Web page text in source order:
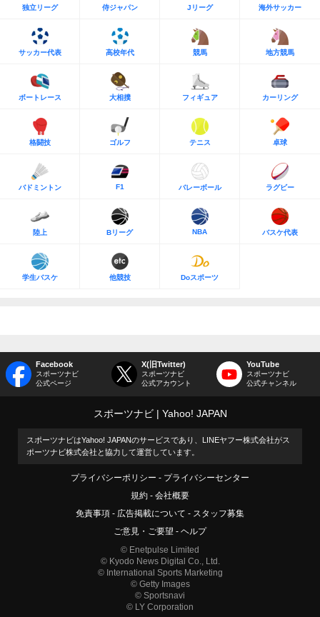
独立リーグ 侍ジャパン Jリーグ 海外サッカー
サッカー代表 高校年代 競馬 地方競馬
ボートレース 大相撲 フィギュア カーリング
格闘技 ゴルフ テニス 卓球
バドミントン F1 バレーボール ラグビー
陸上 Bリーグ NBA バスケ代表
学生バスケ 他競技 Doスポーツ
Facebook
スポーツナビ
公式ページ
X(旧Twitter)
スポーツナビ
公式アカウント
YouTube
スポーツナビ
公式チャンネル
スポーツナビ Yahoo! JAPAN
スポーツナビはYahoo! JAPANのサービスであり、LINEヤフー株式会社がス
ポーツナビ株式会社と協力して運営しています。
プライバシーポリシー
プライバシーセンター
規約
会社概要
免責事項
広告掲載について
スタッフ募集
ご意見・ご要望
ヘルプ
© Enetpulse Limited
© Kyodo News Digital Co., Ltd.
© International Sports Marketing
© Getty Images
© Sportsnavi
© LY Corporation